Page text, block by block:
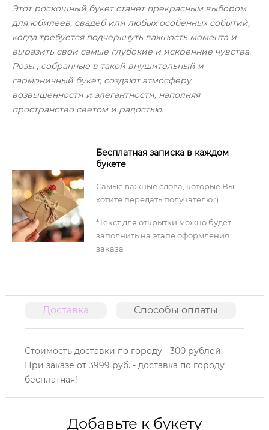
Этот роскошный букет станет прекрасным выбором
для юбилеев, свадеб или любых особенных событий,
когда требуется подчеркнуть важность момента и
выразить свои самые глубокие и искренние чувства.
Розы , собранные в такой внушительный и
гармоничный букет, создают атмосферу
возвышенности и элегантности, наполняя
пространство светом и радостью.
Бесплатная записка в каждом
букете
Самые важные слова, которые Вы
хотите передать получателю :)
*Текст для открытки можно будет
заполнить на этапе оформления
заказа
Доставка Способы оплаты
Стоимость доставки по городу - 300 рублей;
При заказе от 3999 руб. - доставка по городу
бесплатная!
Добавьте к букету